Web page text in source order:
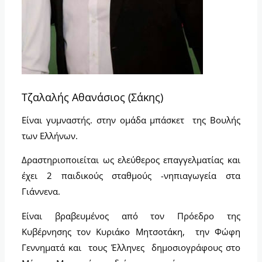
Τζαλαλής Αθανάσιος (Σάκης)
Είναι γυμναστής. στην ομάδα μπάσκετ της Βουλής
των Ελλήνων.
Δραστηριοποιείται ως ελεύθερος επαγγελματίας και
έχει 2 παιδικούς σταθμούς -νηπιαγωγεία στα
Γιάννενα.
Είναι βραβευμένος από τον Πρόεδρο της
Κυβέρνησης τον Κυριάκο Μητσοτάκη, την Φώφη
Γεννηματά και τους Έλληνες δημοσιογράφους στο